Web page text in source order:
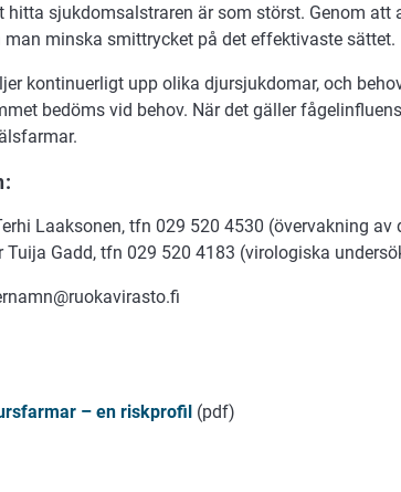
hitta sjukdomsalstraren är som störst. Genom att
man minska smittrycket på det effektivaste sättet.
kontinuerligt upp olika djursjukdomar, och
bedöms vid behov. När det gäller
Laaksonen, tfn 029 520 4530 (övervakning av
Tuija Gadd, tfn 029 520 4183 (virologiska
– en riskprofil (pdf)